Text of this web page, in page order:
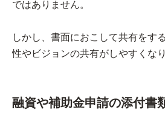
ではありません。
しかし、書面におこして共有をす
性やビジョンの共有がしやすくなり
融資や補助金申請の添付書